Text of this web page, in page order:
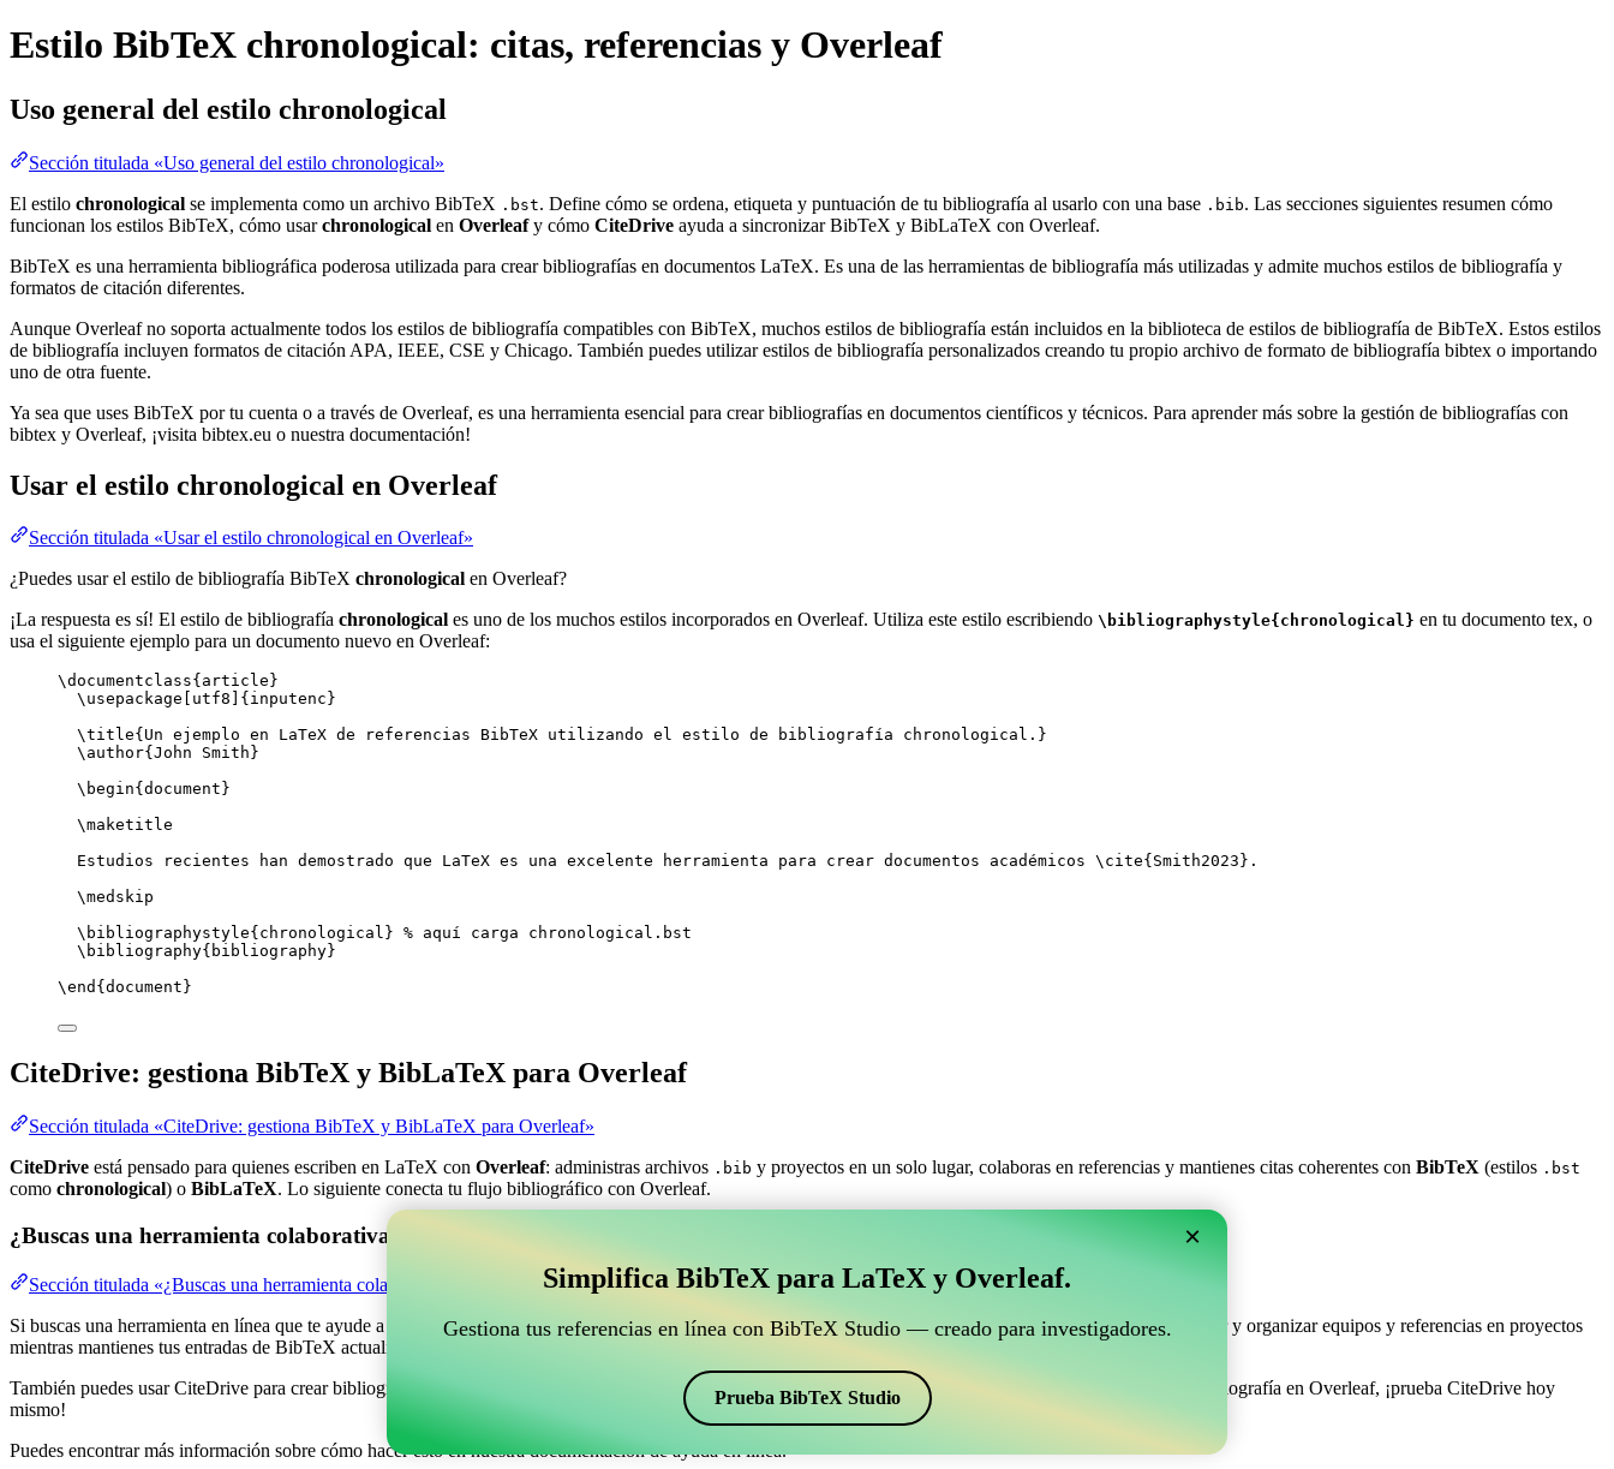
Estilo BibTeX chronological: citas, referencias y Overleaf
Uso general del estilo chronological
Sección titulada «Uso general del estilo chronological»
El estilo chronological se implementa como un archivo BibTeX .bst. Define cómo se ordena, etiqueta y puntuación de tu bibliografía al usarlo con una base .bib. Las secciones siguientes resumen cómo
funcionan los estilos BibTeX, cómo usarchronological en Overleafy cómo CiteDrive ayuda a sincronizar BibTeX y BibLaTeX con Overleaf.
BibTeX es una herramienta bibliográfica poderosa utilizada para crear bibliografías en documentos LaTeX. Es una de las herramientas de bibliografía más utilizadas y admite muchos estilos de bibliografía y
formatos de citación diferentes.
Aunque Overleaf no soporta actualmente todos los estilos de bibliografía compatibles con BibTeX, muchos estilos de bibliografía están incluidos en la biblioteca de estilos de bibliografía de BibTeX. Estos estilos
de bibliografía incluyen formatos de citación APA, IEEE, CSE y Chicago. También puedes utilizar estilos de bibliografía personalizados creando tu propio archivo de formato de bibliografía bibtex o importando
uno de otra fuente.
Ya sea que uses BibTeX por tu cuenta o a través de Overleaf, es una herramienta esencial para crear bibliografías en documentos científicos y técnicos. Para aprender más sobre la gestión de bibliografías con
bibtex y Overleaf, ¡visita bibtex.eu o nuestra documentación!
Usar el estilo chronological en Overleaf
Sección titulada «Usar el estilo chronological en Overleaf»
¿Puedes usar el estilo de bibliografía BibTeX chronological en Overleaf?
¡La respuesta es sí! El estilo de bibliografía chronological es uno de los muchos estilos incorporados en Overleaf. Utiliza este estilo escribiendo \bibliographystyle{chronological} en tu documento tex, o
usa el siguiente ejemplo para un documento nuevo en Overleaf:
\documentclass{ article }
\usepackage
utf8 ]{ inputenc }
\title{Un ejemplo en LaTeX de referencias BibTeX utilizando el estilo de bibliografía chronological.}
\author{John Smith}
\begin{ document }
\maketitle
Estudios recientes han demostrado que LaTeX es una excelente herramienta para crear documentos académicos \cite{ Smith2023 }.
\medskip
\bibliographystyle{chronological} % aquí carga chronological.bst
\bibliography{bibliography}
\end { document }
CiteDrive: gestiona BibTeX y BibLaTeX para Overleaf
Sección titulada «CiteDrive: gestiona BibTeX y BibLaTeX para Overleaf»
CiteDrive está pensado para quienes escriben en LaTeX con Overleaf: administras archivos .bib y proyectos en un solo lugar, colaboras en referencias y mantienes citas coherentes con BibTeX (estilos .bst
como chronological) o BibLaTeX. Lo siguiente conecta tu flujo bibliográfico con Overleaf.
¿Buscas una herramienta colaborativa en línea para gestionar tus referencias BibTeX que se conecte con Overleaf?
Sección titulada «¿Buscas una herramienta colaborativa en línea para gestionar tus referencias BibTeX que se conecte con Overleaf?»
Si buscas una herramienta en línea que te ayude a gestionar tus referencias, citas y bibliografía en Overleaf, ¡CiteDrive puede ser perfecta! Te permite coleccionar y organizar equipos y referencias en proyectos
mientras mantienes tus entradas de BibTeX actualizadas en tu proyecto de Overleaf.
También puedes usar CiteDrive para crear bibliografías y citas en varios estilos, incluyendo chronological. Así que si buscas una manera fácil de gestionar tu bibliografía en Overleaf, ¡prueba CiteDrive hoy
mismo!
Puedes encontrar más información sobre cómo hacer esto en nuestra documentación de ayuda en línea.
×
Simplifica BibTeX para LaTeX y Overleaf.
Gestiona tus referencias en línea con BibTeX Studio — creado para investigadores.
Prueba BibTeX Studio